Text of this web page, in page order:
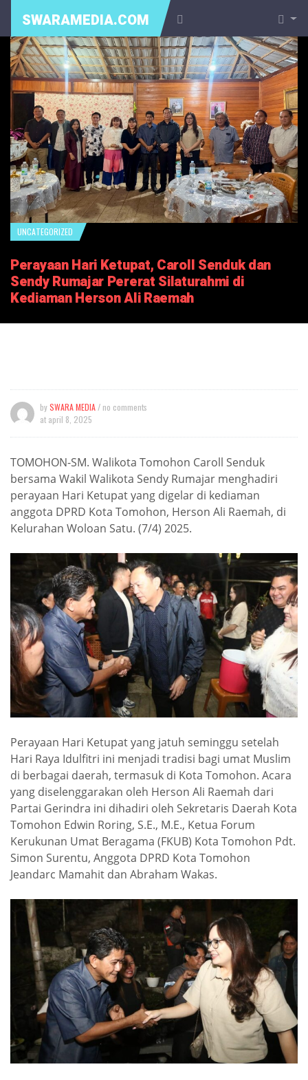
SWARAMEDIA.COM
UNCATEGORIZED
Perayaan Hari Ketupat, Caroll Senduk dan
Sendy Rumajar Pererat Silaturahmi di
Kediaman Herson Ali Raemah
bySWARA MEDIA/ no comments
at april 8, 2025
TOMOHON-SM. Walikota Tomohon Caroll Senduk
bersama Wakil Walikota Sendy Rumajar menghadiri
perayaan Hari Ketupat yang digelar di kediaman
anggota DPRD Kota Tomohon, Herson Ali Raemah, di
Kelurahan Woloan Satu. (7/4) 2025.
Perayaan Hari Ketupat yang jatuh seminggu setelah
Hari Raya Idulfitri ini menjadi tradisi bagi umat Muslim
di berbagai daerah, termasuk di Kota Tomohon. Acara
yang diselenggarakan oleh Herson Ali Raemah dari
Partai Gerindra ini dihadiri oleh Sekretaris Daerah Kota
Tomohon Edwin Roring, S.E., M.E., Ketua Forum
Kerukunan Umat Beragama (FKUB) Kota Tomohon Pdt.
Simon Surentu, Anggota DPRD Kota Tomohon
Jeandarc Mamahit dan Abraham Wakas.